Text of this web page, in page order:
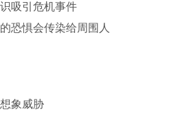
识吸引危机事件
的恐惧会传染给周围人
象威胁